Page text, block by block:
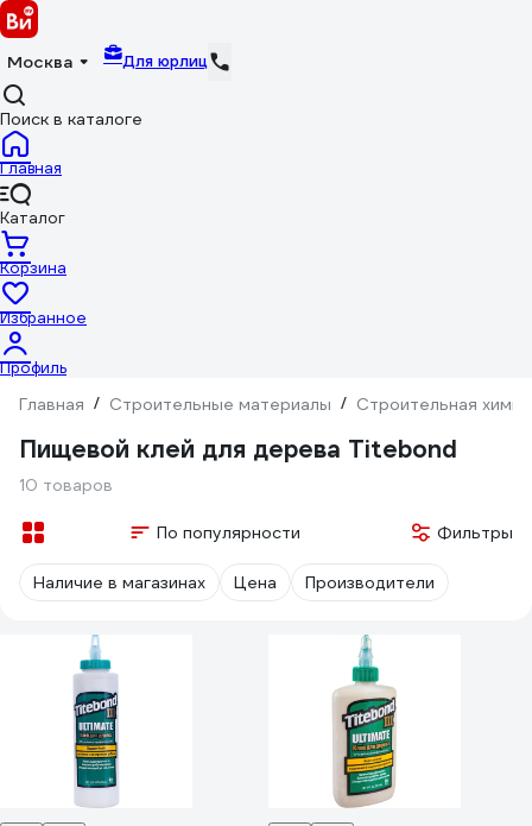
Москва Для юрлиц
Поиск в каталоге
Главная
Каталог
Корзина
Избранное
Профиль
Главная / Строительные материалы / Строительная химия
Пищевой клей для дерева Titebond
10 товаров
По популярности Фильтры
Наличие в магазинах Цена Производители